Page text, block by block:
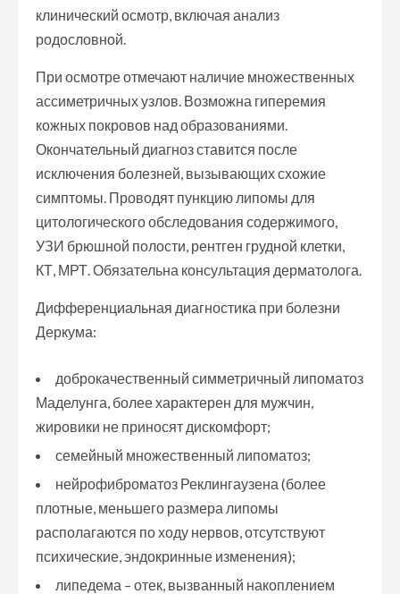
клинический осмотр, включая анализ
родословной.
При осмотре отмечают наличие множественных
ассиметричных узлов. Возможна гиперемия
кожных покровов над образованиями.
Окончательный диагноз ставится после
исключения болезней, вызывающих схожие
симптомы. Проводят пункцию липомы для
цитологического обследования содержимого,
УЗИ брюшной полости, рентген грудной клетки,
КТ, МРТ. Обязательна консультация дерматолога.
Дифференциальная диагностика при болезни
Деркума:
доброкачественный симметричный липоматоз
Маделунга, более характерен для мужчин,
жировики не приносят дискомфорт;
семейный множественный липоматоз;
нейрофиброматоз Реклингаузена (более
плотные, меньшего размера липомы
располагаются по ходу нервов, отсутствуют
психические, эндокринные изменения);
липедема – отек, вызванный накоплением